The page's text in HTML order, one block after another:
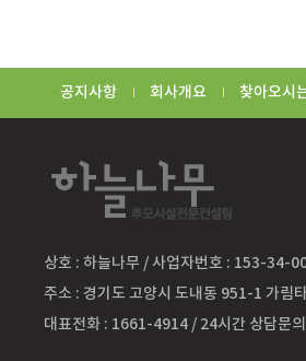
공지사항 회사개요 찾아오시
상호 : 하늘나무 / 사업자번호 : 153-34-
주소 : 경기도 고양시 도내동 951-1 가림
대표전화 : 1661-4914 / 24시간 상담문